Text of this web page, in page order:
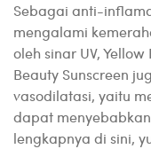
Sebagai anti-
mengalami
oleh sinar UV,
Beauty Sunscreen
vasodilatasi, yaitu
dapat
lengkapnya di sini,